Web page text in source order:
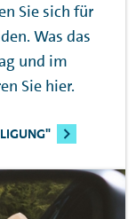
Sie sich für
Was das
und im
Sie hier.